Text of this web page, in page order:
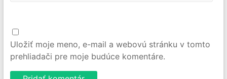
Uložiť moje meno, e-mail a webovú stránku v tomto
prehliadači pre moje budúce komentáre.